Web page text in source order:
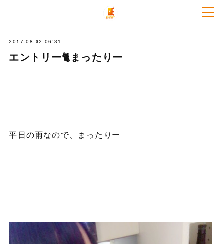
2017.08.02 06:31
エントリー🐈まったりー
平日の雨なので、まったりー